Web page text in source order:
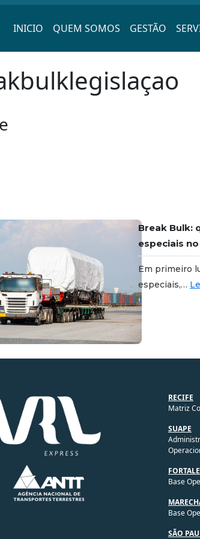
INICIO QUEM SOMOS GESTÃO
Break Bulk:
especiais no
Em primeiro
especiais,…
RECIFE
Matriz
SUAPE
Base
Base
SÃO